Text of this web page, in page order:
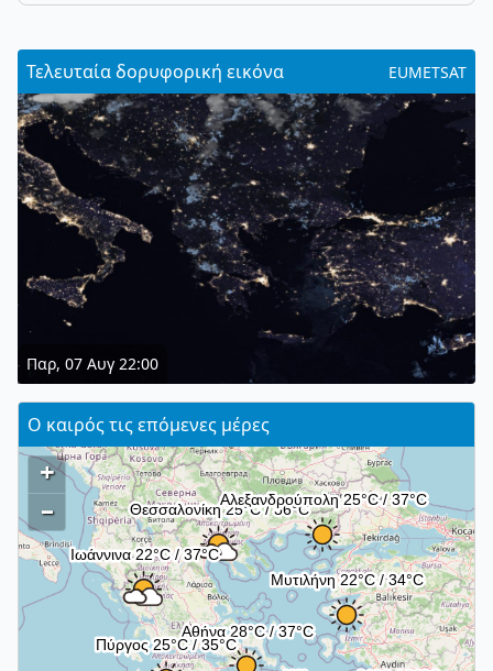
Τελευταία δορυφορική εικόνα EUMETSAT
Παρ, 07 Αυγ 22:00
Ο καιρός τις επόμενες μέρες
+
–